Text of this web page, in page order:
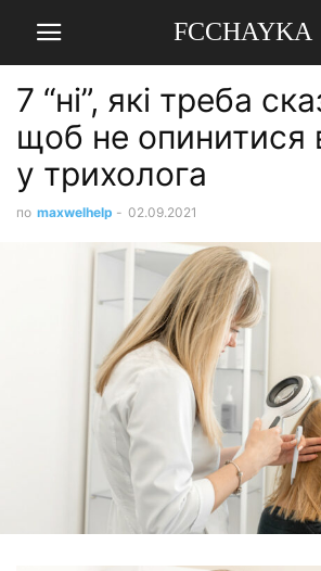
FCCHAYKA
7 “ні”, які треба
щоб не опинитися
у трихолога
по maxwelhelp - 02.09.2021